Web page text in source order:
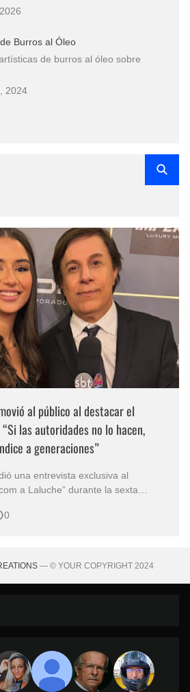
Burros al Óleo
de burros al óleo sobre
2024
al público al destacar el
las autoridades no lo hacen,
a generaciones”
una entrevista exclusiva al
a Laluche” durante la sexta
de Brasil. En medio del
0
— © YOUR COPYRIGHT 2024